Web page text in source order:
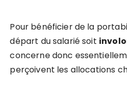
Pour bénéficier de la
départ du salarié soit
concerne donc
perçoivent les allocations